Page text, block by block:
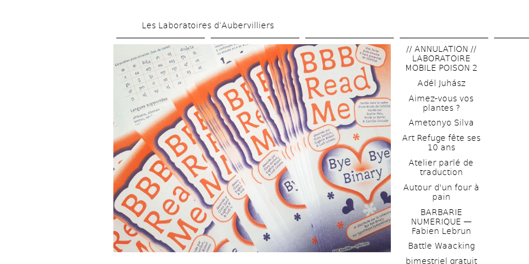
main
content
Les Laboratoires d’Aubervilliers
// ANNULATION //
LABORATOIRE
MOBILE POISON 2
Adél Juhász
Aimez-vous vos
plantes ?
Ametonyo Silva
Art Refuge fête ses
10 ans
Atelier parlé de
traduction
Autour d'un four à
pain
BARBARIE
NUMERIQUE —
Fabien Lebrun
Battle Waacking
bimestriel gratuit